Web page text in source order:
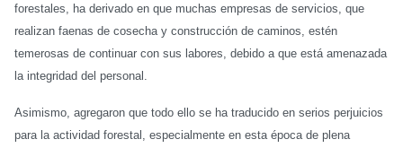
forestales, ha derivado en que muchas empresas de servicios, que
realizan faenas de cosecha y construcción de caminos, estén
temerosas de continuar con sus labores, debido a que está amenazada
la integridad del personal.
Asimismo, agregaron que todo ello se ha traducido en serios perjuicios
para la actividad forestal, especialmente en esta época de plena